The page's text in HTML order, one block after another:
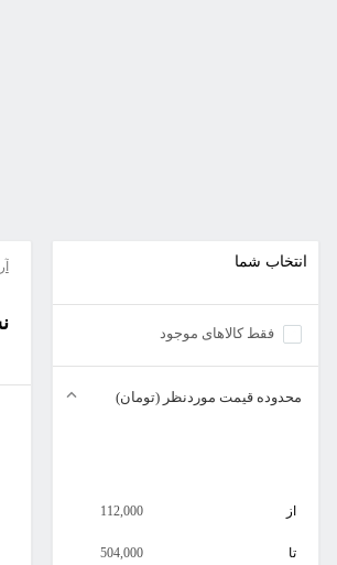
انتخاب شما
فقط کالاهای موجود
محدوده قیمت موردنظر (تومان)
از 112,000
تا 504,000